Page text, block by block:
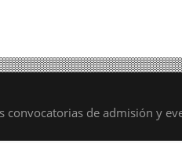
de admisión y